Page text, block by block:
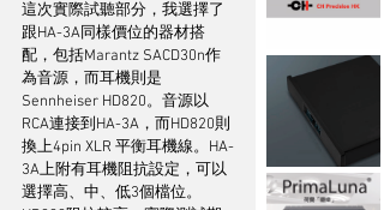
這次實際試聽部分，我選擇了
跟HA-3A同樣價位的器材搭
配，包括Marantz SACD30n作
為音源，而耳機則是
Sennheiser HD820。音源以
RCA連接到HA-3A，而HD820則
換上4pin XLR 平衡耳機線。HA-
3A上附有耳機阻抗設定，可以
選擇高、中、低3個檔位。